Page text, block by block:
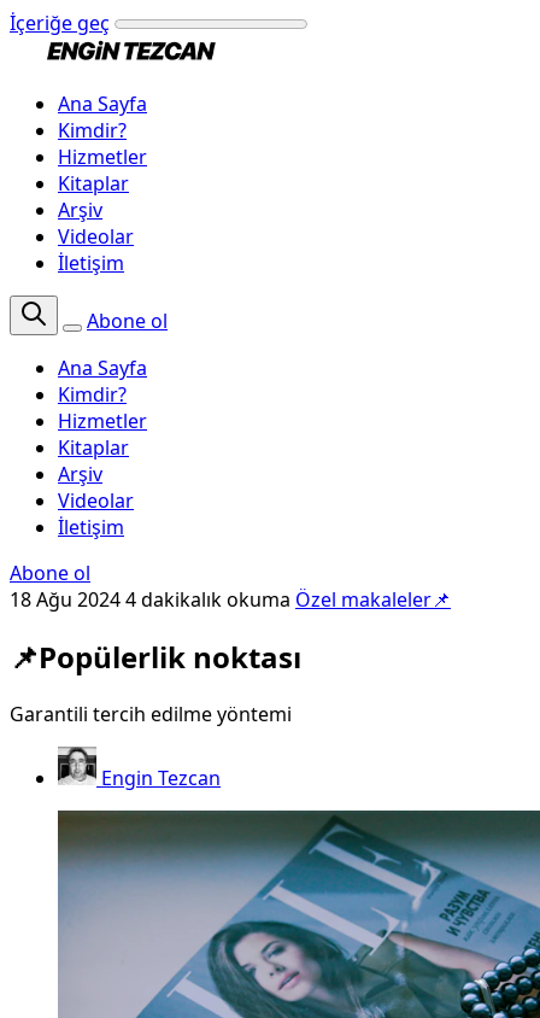
İçeriğe geç
Ana Sayfa
Kimdir?
Hizmetler
Kitaplar
Arşiv
Videolar
İletişim
Abone ol
Ana Sayfa
Kimdir?
Hizmetler
Kitaplar
Arşiv
Videolar
İletişim
Abone ol
18 Ağu 20244 dakikalık okuma Özel makaleler📌
📌Popülerlik noktası
Garantili tercih edilme yöntemi
Engin Tezcan